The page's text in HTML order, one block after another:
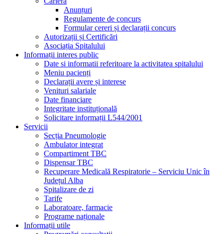
Anunțuri
Regulamente de concurs
Formular cereri și declarații concurs
Autorizații și Certificări
Asociația Spitalului
Informații interes public
Date si informatii referitoare la activitatea spitalului
Meniu pacienți
Declarații avere și interese
Venituri salariale
Date financiare
Integritate instituțională
Solicitare informații L544/2001
Servicii
Secția Pneumologie
Ambulator integrat
Compartiment TBC
Dispensar TBC
Recuperare Medicală Respiratorie – Serviciu Unic în
Județul Alba
Spitalizare de zi
Tarife
Laboratoare, farmacie
Programe naționale
Informații utile